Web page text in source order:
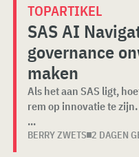
TOPARTIKEL
SAS AI
governance
maken
Als het aan SAS ligt,
rem op innovatie te
...
BERRY ZWETS 2 DAGEN